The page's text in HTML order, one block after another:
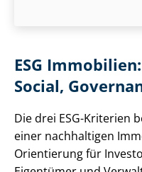
ESG
Social,
Die drei ESG-Kriterien
einer nachhaltigen
Orientierung für